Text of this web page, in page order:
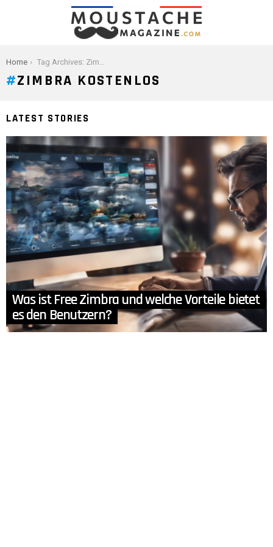
You are here:
Home Tag Archives: Zimbra kostenlos
ZIMBRA KOSTENLOS
LATEST STORIES
Was ist Free Zimbra und welche Vorteile bietet
es den Benutzern?